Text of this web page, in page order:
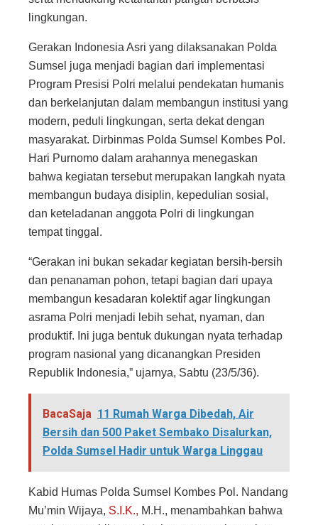
lingkungan.
Gerakan Indonesia Asri yang dilaksanakan Polda
Sumsel juga menjadi bagian dari implementasi
Program Presisi Polri melalui pendekatan humanis
dan berkelanjutan dalam membangun institusi yang
modern, peduli lingkungan, serta dekat dengan
masyarakat. Dirbinmas Polda Sumsel Kombes Pol.
Hari Purnomo dalam arahannya menegaskan
bahwa kegiatan tersebut merupakan langkah nyata
membangun budaya disiplin, kepedulian sosial,
dan keteladanan anggota Polri di lingkungan
tempat tinggal.
“Gerakan ini bukan sekadar kegiatan bersih-bersih
dan penanaman pohon, tetapi bagian dari upaya
membangun kesadaran kolektif agar lingkungan
asrama Polri menjadi lebih sehat, nyaman, dan
produktif. Ini juga bentuk dukungan nyata terhadap
program nasional yang dicanangkan Presiden
Republik Indonesia,” ujarnya, Sabtu (23/5/36).
BacaSaja 11 Rumah Warga Dibedah, Air
Bersih dan 500 Paket Sembako Disalurkan,
Polda Sumsel Hadir untuk Warga Linggau
Kabid Humas Polda Sumsel Kombes Pol. Nandang
Mu’min Wijaya, S.I.K., M.H., menambahkan bahwa